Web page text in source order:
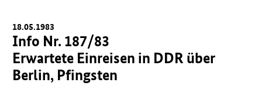
18.05.1983
Info Nr. 187/83
Erwartete Einreisen in DDR über
Berlin, Pfingsten